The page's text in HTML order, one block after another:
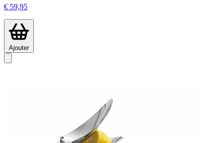
€ 59,95
Ajouter